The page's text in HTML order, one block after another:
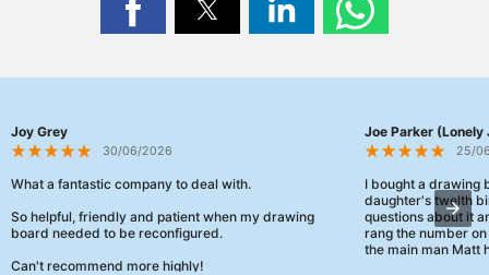
Joy Grey
30/06/2026
What a fantastic company to deal with.
So helpful, friendly and patient when my drawing
board needed to be reconfigured.
Can't recommend more highly!
Joe Parker (Lonely
25/
I bought a drawing
daughter's twelth
questions about it
rang the number
the main man Matt